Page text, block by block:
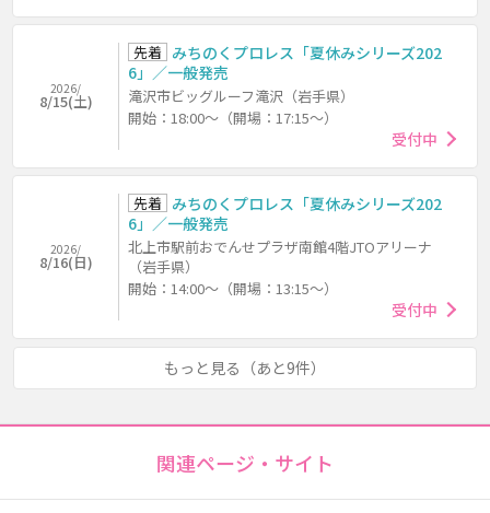
2026/
8/15(土)
先着 みちのくプロレス「夏休みシリーズ202
6」／一般発売
滝沢市ビッグルーフ滝沢（岩手県）
開始：18:00～（開場：17:15～）
受付中
2026/
8/16(日)
先着 みちのくプロレス「夏休みシリーズ202
6」／一般発売
北上市駅前おでんせプラザ南館4階JTOアリーナ
（岩手県）
開始：14:00～（開場：13:15～）
受付中
もっと見る（あと9件）
関連ページ・サイト